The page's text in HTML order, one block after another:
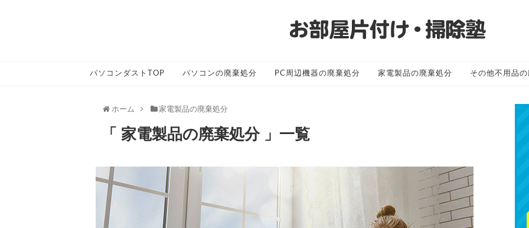
パソコンダストTOP パソコンの廃棄処分 PC周辺機器の廃棄処分 家電製品の廃棄処分 その他不用品
ホーム 家電製品の廃棄処分
「 家電製品の廃棄処分 」一覧